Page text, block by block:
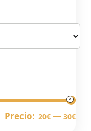
Precio: 20€ — 30€